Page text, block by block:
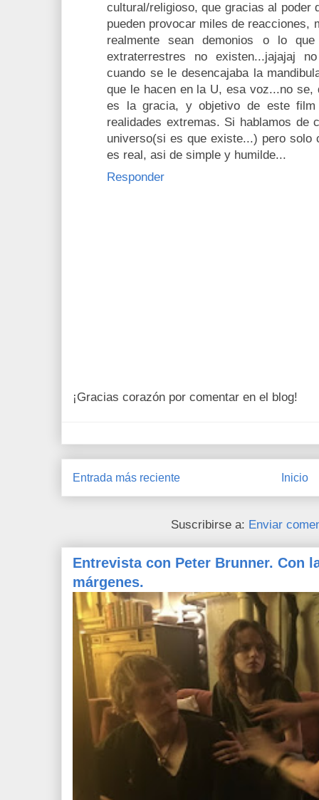
cultural/religioso, que gracias al poder
pueden provocar miles de reacciones,
realmente sean demonios o lo
extraterrestres no existen...jajajaj
cuando se le desencajaba la
que le hacen en la U, esa voz...no
es la gracia, y objetivo de este
realidades extremas. Si hablamos de
universo(si es que existe...) pero solo
es real, asi de simple y humilde...
Responder
¡Gracias corazón por comentar en el blog!
Entrada más reciente Inicio
Suscribirse a: Enviar
Entrevista con Peter Brunner. Con
márgenes.